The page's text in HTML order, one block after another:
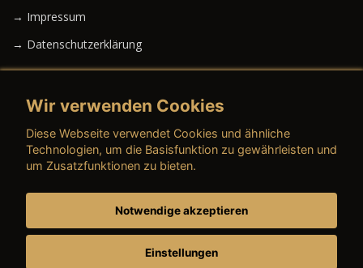
→ Impressum
→ Datenschutzerklärung
→ AGB (Gebrauchtwagen)
→ AGB (Teile & Zubehör)
→ AGB (Dienstleistungen)
Wir verwenden Cookies
Diese Webseite verwendet Cookies und ähnliche
Technologien, um die Basisfunktion zu gewährleisten und
um Zusatzfunktionen zu bieten.
Notwendige akzeptieren
Einstellungen